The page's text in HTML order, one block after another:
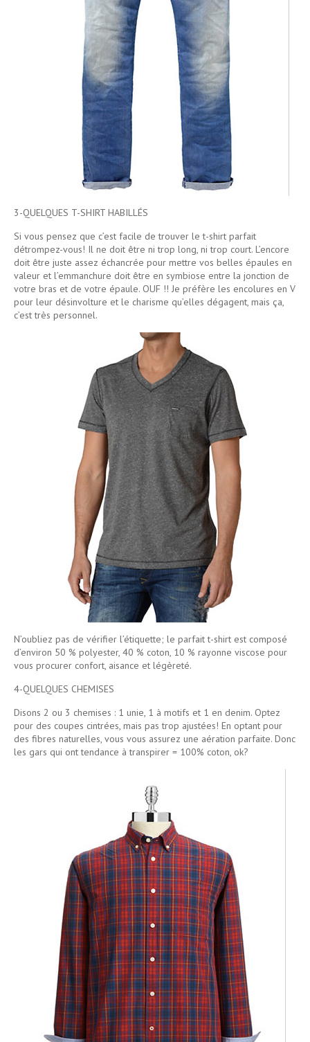
3-QUELQUES T-SHIRT HABILLÉS
Si vous pensez que c’est facile de trouver le t-shirt parfait
détrompez-vous! Il ne doit être ni trop long, ni trop court. L’encore
doit être juste assez échancrée pour mettre vos belles épaules en
valeur et l’emmanchure doit être en symbiose entre la jonction de
votre bras et de votre épaule. OUF !! Je préfère les encolures en V
pour leur désinvolture et le charisme qu’elles dégagent, mais ça,
c’est très personnel.
N’oubliez pas de vérifier l’étiquette; le parfait t-shirt est composé
d’environ 50 % polyester, 40 % coton, 10 % rayonne viscose pour
vous procurer confort, aisance et légèreté.
4-QUELQUES CHEMISES
Disons 2 ou 3 chemises : 1 unie, 1 à motifs et 1 en denim. Optez
pour des coupes cintrées, mais pas trop ajustées! En optant pour
des fibres naturelles, vous vous assurez une aération parfaite. Donc
les gars qui ont tendance à transpirer = 100% coton, ok?